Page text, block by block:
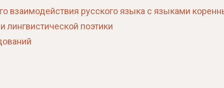
взаимодействия русского языка с языками
лингвистической поэтики